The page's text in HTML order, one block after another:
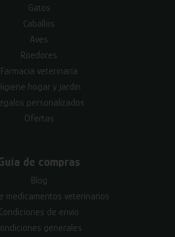
Gatos
Caballos
Aves
Roedores
Farmacia veterinaria
hogar y jardín
personalizados
Ofertas
de compras
Blog
medicamentos veterinarios
Condiciones de envío
generales